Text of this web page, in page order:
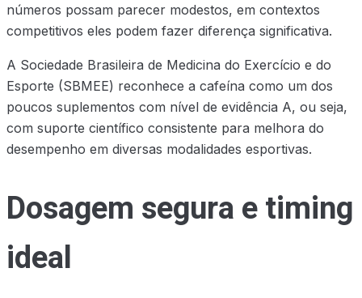
números possam parecer modestos, em contextos
competitivos eles podem fazer diferença significativa.
A Sociedade Brasileira de Medicina do Exercício e do
Esporte (SBMEE) reconhece a cafeína como um dos
poucos suplementos com nível de evidência A, ou seja,
com suporte científico consistente para melhora do
desempenho em diversas modalidades esportivas.
Dosagem segura e timing
ideal